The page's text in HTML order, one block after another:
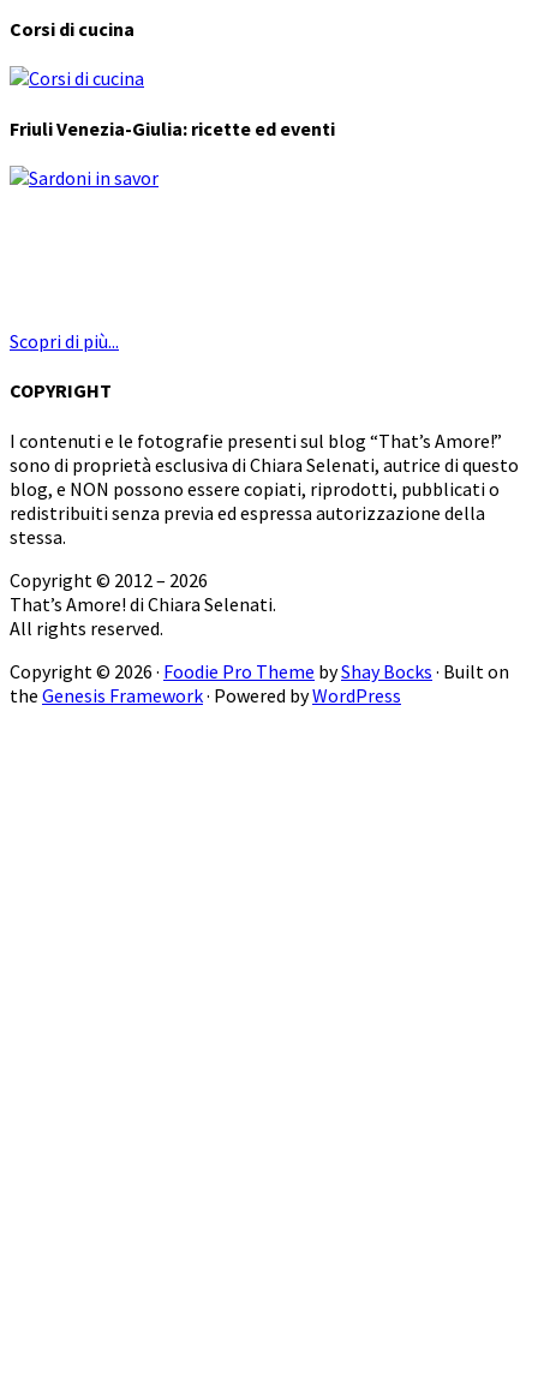
Corsi di cucina
Friuli Venezia-Giulia: ricette ed eventi
Scopri di più...
COPYRIGHT
I contenuti e le fotografie presenti sul blog “That’s Amore!”
sono di proprietà esclusiva di Chiara Selenati, autrice di questo
blog, e NON possono essere copiati, riprodotti, pubblicati o
redistribuiti senza previa ed espressa autorizzazione della
stessa.
Copyright © 2012 – 2026
That’s Amore! di Chiara Selenati.
All rights reserved.
Copyright © 2026 · Foodie Pro Theme byShay Bocks · Built on
the Genesis Framework· Powered byWordPress